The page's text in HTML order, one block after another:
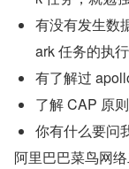
有没有发生数
ark 任务的执
有了解过
了解 CAP 原
你有什么要问
阿里巴巴菜鸟网络